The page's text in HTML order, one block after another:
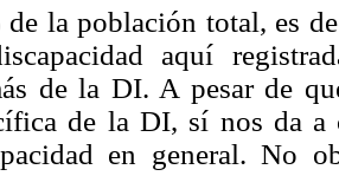
de la población total, es
aquí
de la DI. A pesar de
de la DI, sí nos da a
en general. No